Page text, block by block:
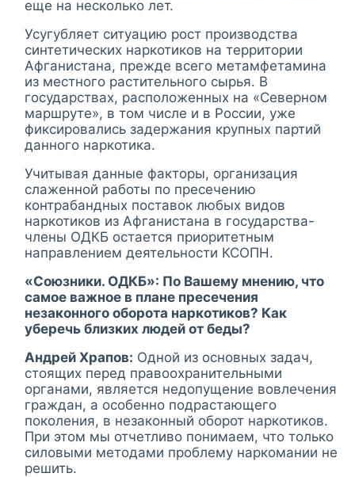
еще на несколько лет.
Усугубляет ситуацию рост производства
синтетических наркотиков на территории
Афганистана, прежде всего метамфетамина
из местного растительного сырья. В
государствах, расположенных на «Северном
маршруте», в том числе и в России, уже
фиксировались задержания крупных партий
данного наркотика.
Учитывая данные факторы, организация
слаженной работы по пресечению
контрабандных поставок любых видов
наркотиков из Афганистана в государства-
члены ОДКБ остается приоритетным
направлением деятельности КСОПН.
«Союзники. ОДКБ»: По Вашему мнению, что
самое важное в плане пресечения
незаконного оборота наркотиков? Как
уберечь близких людей от беды?
Андрей Храпов: Одной из основных задач,
стоящих перед правоохранительными
органами, является недопущение вовлечения
граждан, а особенно подрастающего
поколения, в незаконный оборот наркотиков.
При этом мы отчетливо понимаем, что только
силовыми методами проблему наркомании не
решить.